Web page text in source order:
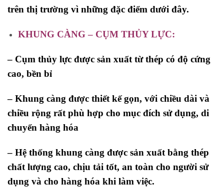
trên thị trường vì những đặc điểm dưới đây.
KHUNG CÀNG – CỤM THỦY LỰC:
– Cụm thủy lực được sản xuất từ thép có độ cứng
cao, bền bỉ
– Khung càng được thiết kế gọn, với chiều dài và
chiều rộng rất phù hợp cho mục đích sử dụng, di
chuyển hàng hóa
– Hệ thống khung càng được sản xuất bằng thép
chất lượng cao, chịu tải tốt, an toàn cho người sử
dụng và cho hàng hóa khi làm việc.